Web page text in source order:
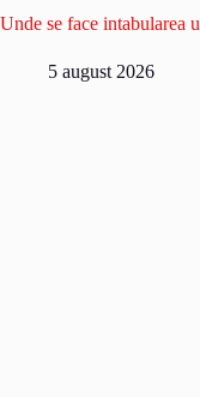
Unde se face intabularea
5 august 2026